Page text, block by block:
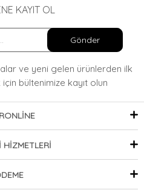
KAYIT OL
Gönder
ve yeni gelen ürünlerden ilk
için bültenimize kayıt olun
HİZMETLERİ